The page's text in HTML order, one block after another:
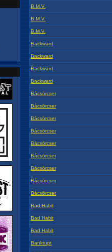
B.M.V.
B.M.V.
B.M.V.
Backward
Backward
Backward
Backward
Bácsörcser
Bácsörcser
Bácsörcser
Bácsörcser
Bácsörcser
Bácsörcser
Bácsörcser
Bácsörcser
Bácsörcser
Bad Habit
Bad Habit
Bad Habit
Bankrupt